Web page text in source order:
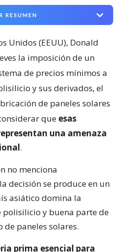
RESUMEN
Unidos (EEUU), Donald
la imposición de un
de precios mínimos a
y sus derivados, el
de paneles solares
que esas
una amenaza
.
no menciona
decisión se produce en un
asiático domina la
y buena parte de
paneles solares.
prima esencial para